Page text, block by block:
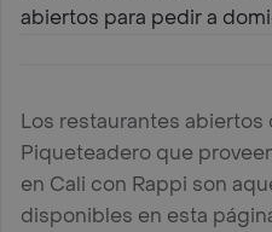
abiertos para pedir a
Los restaurantes abiertos
Piqueteadero que
en Cali con Rappi son
disponibles en esta